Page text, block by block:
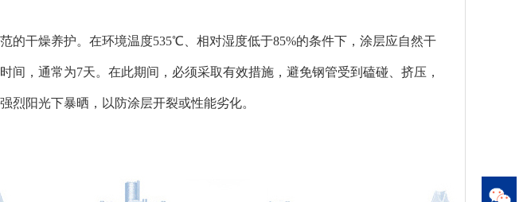
的干燥养护。在环境温度535℃、相对湿度低于85%的条件下，涂层应自然干
间，通常为7天。在此期间，必须采取有效措施，避免钢管受到磕碰、挤压，
烈阳光下暴晒，以防涂层开裂或性能劣化。